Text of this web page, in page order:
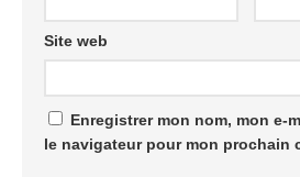
Site web
Enregistrer mon nom, mon e-
le navigateur pour mon prochain